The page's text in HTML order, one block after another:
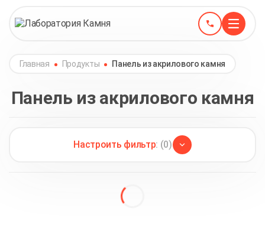
Главная Продукты Панель из акрилового камня
Панель из акрилового камня
Настроить фильтр: (0)
Прутки на акриловый камень